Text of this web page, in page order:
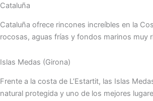
Cataluña
Cataluña ofrece rincones increíbles en la
rocosas, aguas frías y fondos marinos muy
Islas Medas (Girona)
Frente a la costa de L’Estartit, las Islas
natural protegida y uno de los mejores